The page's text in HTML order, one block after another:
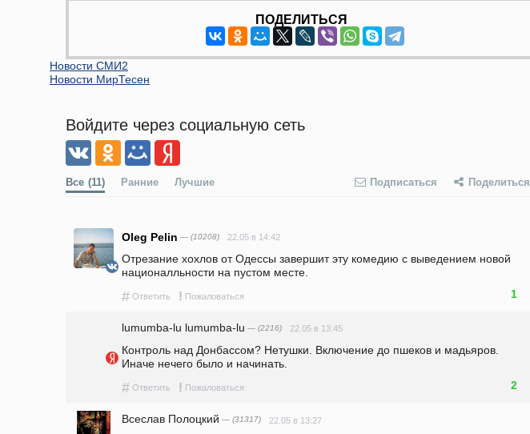
ПОДЕЛИТЬСЯ
Новости СМИ2
Новости МирТесен
Войдите через социальную сеть
Все (11) Ранние Лучшие Подписаться Поделиться
Oleg Pelin — (10208) 22.05 в 14:42
Отрезание хохлов от Одессы завершит эту комедию с выведением новой
националльности на пустом месте.
# Ответить ! Пожаловаться 1
lumumba-lu lumumba-lu — (2216) 22.05 в 13:45
Контроль над Донбассом? Нетушки. Включение до пшеков и мадьяров.
Иначе нечего было и начинать.
# Ответить ! Пожаловаться 2
Всеслав Полоцкий — (31317) 22.05 в 13:27